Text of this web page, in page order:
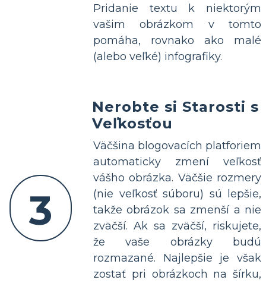
Pridanie textu k niektorým
vašim obrázkom v tomto
pomáha, rovnako ako malé
(alebo veľké) infografiky.
3
Nerobte si Starosti s
Veľkosťou
Väčšina blogovacích platforiem
automaticky zmení veľkosť
vášho obrázka. Väčšie rozmery
(nie veľkosť súboru) sú lepšie,
takže obrázok sa zmenší a nie
zväčší. Ak sa zväčší, riskujete,
že vaše obrázky budú
rozmazané. Najlepšie je však
zostať pri obrázkoch na šírku,